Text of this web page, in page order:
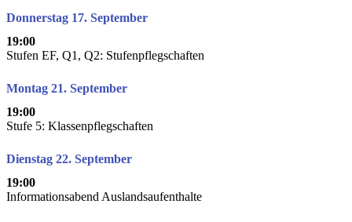
Donnerstag 17. September
19:00
Stufen EF, Q1, Q2: Stufenpflegschaften
Montag 21. September
19:00
Stufe 5: Klassenpflegschaften
Dienstag 22. September
19:00
Informationsabend Auslandsaufenthalte